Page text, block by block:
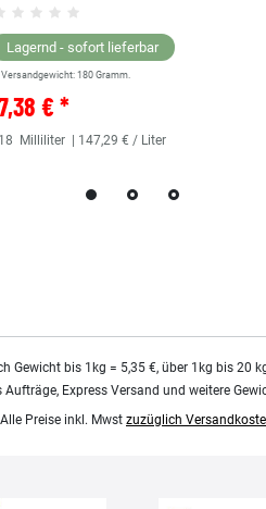
Lagernd - sofort lieferbar
180 Gramm.
€ *
Milliliter | 147,29 € / Liter
Gewicht bis 1kg = 5,35 €, über 1kg bis 20
Express Versand und weitere
Preise inkl. Mwst zuzüglich